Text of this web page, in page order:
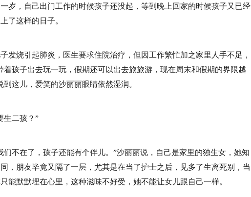
岁，自己出门工作的时候孩子还没起，等到晚上回家的时候孩子又已经
了这样的日子。
发烧引起肺炎，医生要求住院治疗，但因工作繁忙加之家里人手不足，
着孩子出去玩一玩，假期还可以出去旅旅游，现在周末和假期的界限越
这儿，爱笑的沙丽丽眼睛依然湿润。
生二孩？”
不在了，孩子还能有个伴儿。”沙丽丽说，自己是家里的独生女，她知
，朋友毕竟又隔了一层，尤其是在当了护士之后，见多了生离死别，当
能默默埋在心里，这种滋味不好受，她不能让女儿跟自己一样。